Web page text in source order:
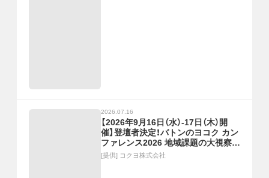
2026.07.16
【2026年9月16日（水）-17日（木）開
催】登壇者決定！バトンのヨコク カン
ファレンス2026 地域課題の大視察展
―ジモトの課題のピントとヒント
[提供] コクヨ株式会社